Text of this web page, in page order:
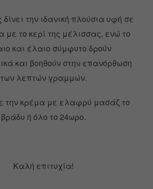
δίνει την ιδανική πλούσια υφή σε
με το κερί της μέλισσας, ενώ το
και έλαιο σύμφυτο δρούν
και βοηθούν στην επανόρθωση
των λεπτών γραμμών.
την κρέμα με ελαφρύ μασάζ το
βράδυ ή όλο το 24ωρο.
Καλή επιτυχία!